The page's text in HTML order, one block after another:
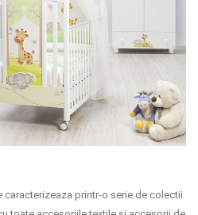
caracterizeaza printr-o serie de colectii